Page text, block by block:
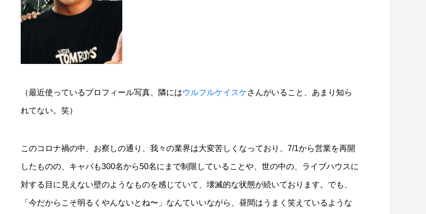
（最近使っているプロフィール写真、隣にはウルフルケイスケさんがいること、あまり知ら
れてない。笑）
このコロナ禍の中、お察しの通り、我々の業界は大変苦しくなっており、7/1から営業を再開
したものの、キャパも300名から50名にまで制限していることや、世の中の、ライブハウスに
対する目に見えない壁のようなものを感じていて、壊滅的な状態が続いております。でも、
「今だからこそ明るくやんないとね〜」なんていいながら、昼間はうまく笑えているような
映画レビュー ～森の熊さん大好き、駆除
反対ムーヴの暇人は見てみましょ...
映画レビュー ～設定出オチのわけわから
ん映画「壁の女」～